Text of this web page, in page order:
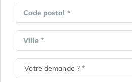
Code postal *
Ville *